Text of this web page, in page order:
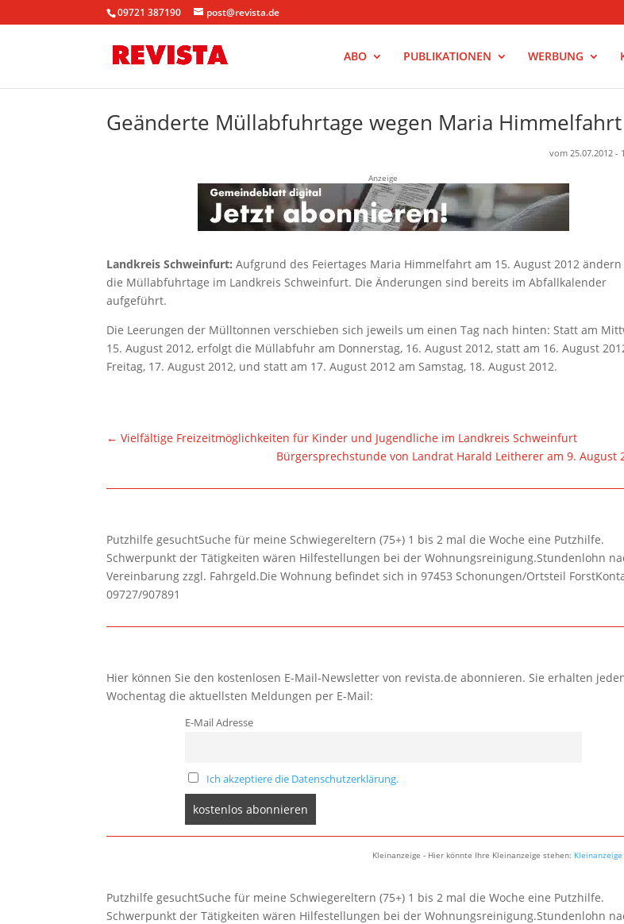
09721 387190 post@revista.de
ABO PUBLIKATIONEN WERBUNG
Geänderte Müllabfuhrtage wegen Maria Himmelfahrt
vom 25.07.2012 -
Anzeige
Landkreis Schweinfurt: Aufgrund des Feiertages Maria Himmelfahrt am 15. August 2012 ändern
die Müllabfuhrtage im Landkreis Schweinfurt. Die Änderungen sind bereits im Abfallkalender
aufgeführt.
Die Leerungen der Mülltonnen verschieben sich jeweils um einen Tag nach hinten: Statt am
15. August 2012, erfolgt die Müllabfuhr am Donnerstag, 16. August 2012, statt am 16. August
Freitag, 17. August 2012, und statt am 17. August 2012 am Samstag, 18. August 2012.
←Vielfältige Freizeitmöglichkeiten für Kinder und Jugendliche im Landkreis Schweinfurt
Bürgersprechstunde von Landrat Harald Leitherer am 9. August
Putzhilfe gesuchtSuche für meine Schwiegereltern (75+) 1 bis 2 mal die Woche eine Putzhilfe.
Schwerpunkt der Tätigkeiten wären Hilfestellungen bei der Wohnungsreinigung.Stundenlohn
Vereinbarung zzgl. Fahrgeld.Die Wohnung befindet sich in 97453 Schonungen/Ortsteil
09727/907891
Hier können Sie den kostenlosen E-Mail-Newsletter von revista.de abonnieren. Sie erhalten
Wochentag die aktuellsten Meldungen per E-Mail:
E-Mail Adresse
Ich akzeptiere die Datenschutzerklärung.
Kleinanzeige - Hier könnte Ihre Kleinanzeige stehen:
Putzhilfe gesuchtSuche für meine Schwiegereltern (75+) 1 bis 2 mal die Woche eine Putzhilfe.
Schwerpunkt der Tätigkeiten wären Hilfestellungen bei der Wohnungsreinigung.Stundenlohn